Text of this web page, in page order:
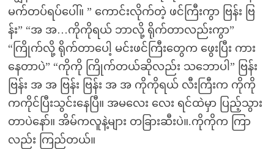
မက်တပ်ရပ်ပေါ်။ ” ကောင်းလိုက်တဲ့ ဖင်ကြီးကွာ ဗြန်း ဗြ
န်း” “အ အ…ကိုကိုရယ် ဘာလို့ ရိုက်တာလည်းကွာ”
“ကြိုက်လို့ ရိုက်တာပေါ့ မင်းဖင်ကြီးတွေက ဖွေးပြီး ကား
နေတာပဲ” “ကိုကို ကြိုက်တယ်ဆိုလည်း သဘောပါ” ဗြန်း
ဗြန်း အ အ ဗြန်း ဗြန်း အ အ ကိုကိုရယ် လီးကြီးက ကိုကို
ကကိုင်ပြီးသွင်းနေပြီ။ အမလေး လေး ရင်ထဲမှာ ပြည့်သွား
တာပဲနော်။ အိမ်ကလူနဲ့များ တခြားဆီးပဲ။.ကိုကိုက ကြာ
လည်း ကြည်တယ်။